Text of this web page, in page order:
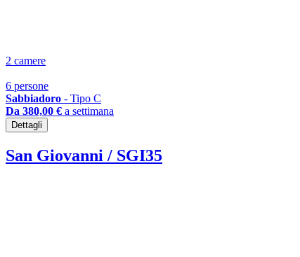
2 camere
6 persone
Sabbiadoro - Tipo C
Da 380,00 € a settimana
Dettagli
San Giovanni / SGI35